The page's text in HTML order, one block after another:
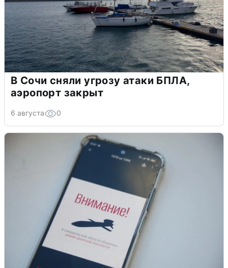
В Сочи сняли угрозу атаки БПЛА,
аэропорт закрыт
6 августа 0